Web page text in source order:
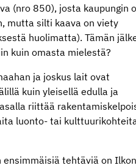
(nro 850), josta kaupungin
mutta silti kaava on viety
huolimatta). Tämän
kuin omasta mielestä?
ja joskus lait ovat
kuin yleisellä edulla ja
riittää
luonto- tai
tehtäviä on Ilkon